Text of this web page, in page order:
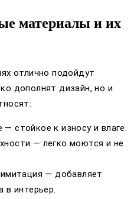
материалы и их
отлично подойдут
дополнят дизайн, но и
стойкое к износу и влаге.
— легко моются и не
— добавляет
в интерьер.